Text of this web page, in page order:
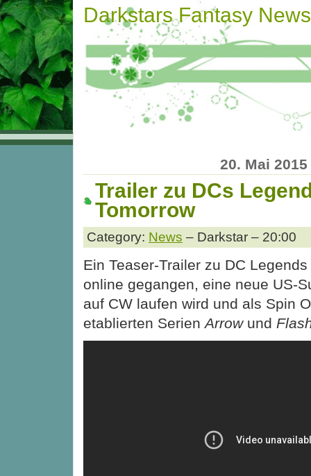
Darkstars Fantasy News
20. Mai 2015
Trailer zu DCs
Tomorrow
Category: News – Darkstar – 20:00
Ein Teaser-Trailer zu DC
online gegangen, eine neue US-
auf CW laufen wird und als Spin
etablierten SerienArrowund